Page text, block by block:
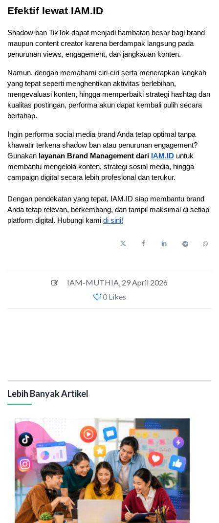
Efektif lewat IAM.ID
Shadow ban TikTok dapat menjadi hambatan besar bagi brand
maupun content creator karena berdampak langsung pada
penurunan views, engagement, dan jangkauan konten.
Namun, dengan memahami ciri-ciri serta menerapkan langkah
yang tepat seperti menghentikan aktivitas berlebihan,
mengevaluasi konten, hingga memperbaiki strategi hashtag dan
kualitas postingan, performa akun dapat kembali pulih secara
bertahap.
Ingin performa social media brand Anda tetap optimal tanpa
khawatir terkena shadow ban atau penurunan engagement?
Gunakan layanan Brand Management dari IAM.ID untuk
membantu mengelola konten, strategi sosial media, hingga
campaign digital secara lebih profesional dan terukur.
Dengan pendekatan yang tepat, IAM.ID siap membantu brand
Anda tetap relevan, berkembang, dan tampil maksimal di setiap
platform digital. Hubungi kami di sini!
IAM-MUTHIA, 29 April 2026
0 Likes
Lebih Banyak Artikel